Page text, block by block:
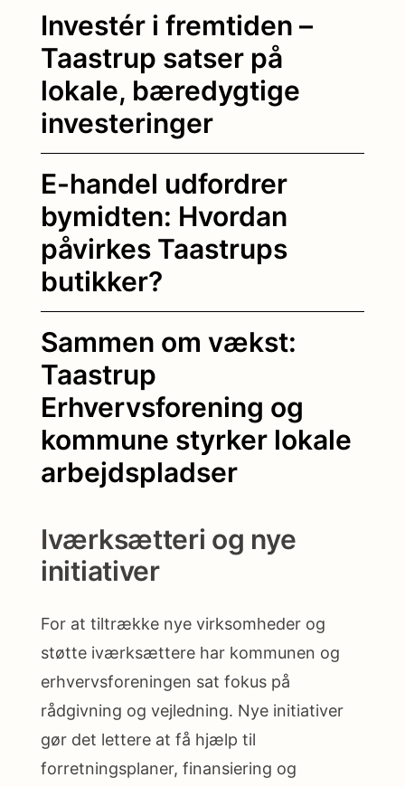
Investér i fremtiden –
Taastrup satser på
lokale, bæredygtige
investeringer
E-handel udfordrer
bymidten: Hvordan
påvirkes Taastrups
butikker?
Sammen om vækst:
Taastrup
Erhvervsforening og
kommune styrker lokale
arbejdspladser
Iværksætteri og nye
initiativer
For at tiltrække nye virksomheder og
støtte iværksættere har kommunen og
erhvervsforeningen sat fokus på
rådgivning og vejledning. Nye initiativer
gør det lettere at få hjælp til
forretningsplaner, finansiering og